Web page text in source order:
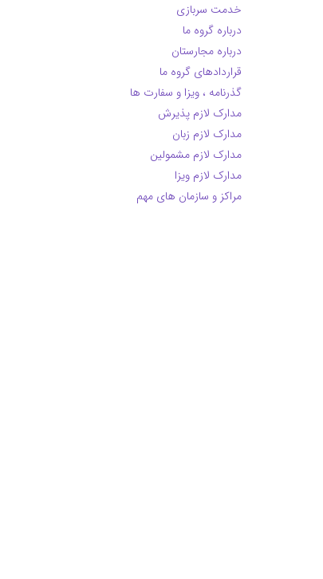
خدمت سربازی
درباره گروه ما
درباره مجارستان
قراردادهای گروه ما
گذرنامه ، ویزا و سفارت ها
مدارک لازم پذیرش
مدارک لازم زبان
مدارک لازم مشمولین
مدارک لازم ویزا
مراکز و سازمان های مهم